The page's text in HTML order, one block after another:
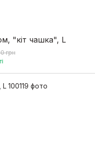
Жіноча худі з капюшоном, "кіт чашка", L
грн